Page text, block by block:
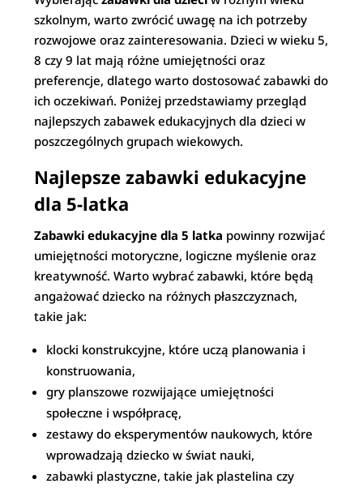
szkolnym, warto zwrócić uwagę na ich potrzeby
rozwojowe oraz zainteresowania. Dzieci w wieku 5,
8 czy 9 lat mają różne umiejętności oraz
preferencje, dlatego warto dostosować zabawki do
ich oczekiwań. Poniżej przedstawiamy przegląd
najlepszych zabawek edukacyjnych dla dzieci w
poszczególnych grupach wiekowych.
Najlepsze zabawki edukacyjne
dla 5-latka
Zabawki edukacyjne dla 5 latka powinny rozwijać
umiejętności motoryczne, logiczne myślenie oraz
kreatywność. Warto wybrać zabawki, które będą
angażować dziecko na różnych płaszczyznach,
takie jak:
klocki konstrukcyjne, które uczą planowania i
konstruowania,
gry planszowe rozwijające umiejętności
społeczne i współpracę,
zestawy do eksperymentów naukowych, które
wprowadzają dziecko w świat nauki,
zabawki plastyczne, takie jak plastelina czy